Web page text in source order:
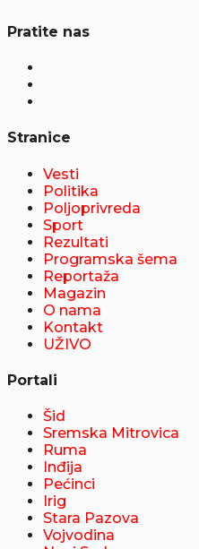
Pratite nas
Stranice
Vesti
Politika
Poljoprivreda
Sport
Rezultati
Programska šema
Reportaža
Magazin
O nama
Kontakt
UŽIVO
Portali
Šid
Sremska Mitrovica
Ruma
Inđija
Pećinci
Irig
Stara Pazova
Vojvodina